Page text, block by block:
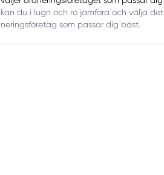
kan du i lugn och ro jämföra och välja det
som passar dig bäst.